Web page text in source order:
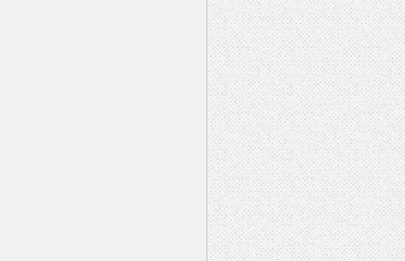
三十六式都是什么 什么是莞式一条龙